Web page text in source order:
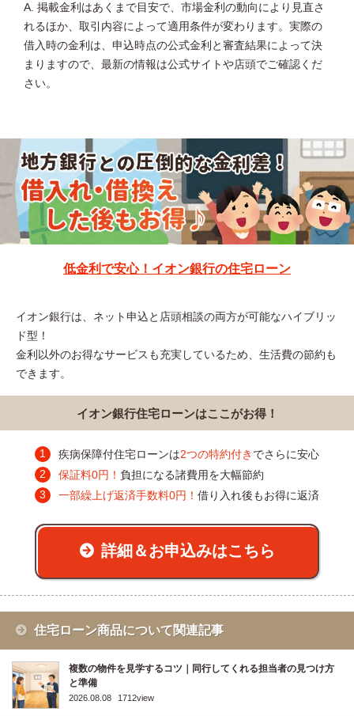
A. 掲載金利はあくまで目安で、市場金利の動向により見直さ
れるほか、取引内容によって適用条件が変わります。実際の
借入時の金利は、申込時点の公式金利と審査結果によって決
まりますので、最新の情報は公式サイトや店頭でご確認くだ
さい。
低金利で安心！イオン銀行の住宅ローン
イオン銀行は、ネット申込と店頭相談の両方が可能なハイブリッ
ド型！
金利以外のお得なサービスも充実しているため、生活費の節約も
できます。
イオン銀行住宅ローンはここがお得！
疾病保障付住宅ローンは2つの特約付き でさらに安心
保証料0円！ 負担になる諸費用を大幅節約
一部繰上げ返済手数料0円！ 借り入れ後もお得に返済
詳細＆お申込みはこちら
住宅ローン商品について関連記事
複数の物件を見学するコツ｜同行してくれる担当者の見つけ方
と準備
2026.08.08 1712view